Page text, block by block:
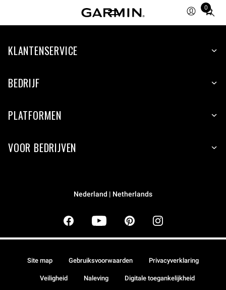
0
Total
items
cart:
KLANTENSERVICE
BEDRIJF
PLATFORMEN
VOOR BEDRIJVEN
Nederland | Netherlands
Site map Gebruiksvoorwaarden Privacyverklaring
Veiligheid Naleving Digitale toegankelijkheid